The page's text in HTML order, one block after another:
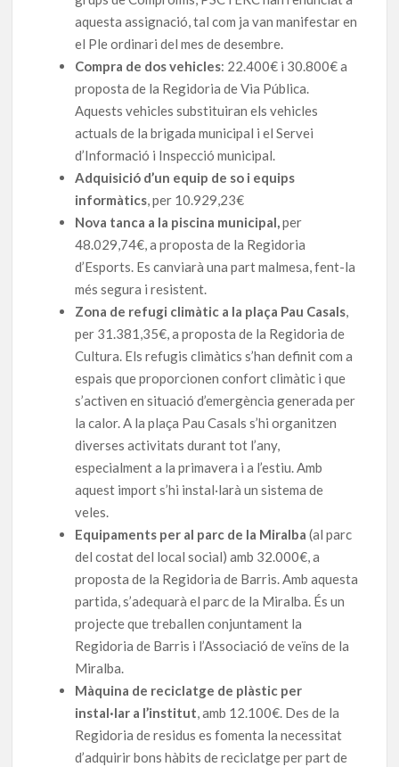
aquesta assignació, tal com ja van manifestar en
el Ple ordinari del mes de desembre.
Compra de dos vehicles: 22.400€ i 30.800€ a
proposta de la Regidoria de Via Pública.
Aquests vehicles substituiran els vehicles
actuals de la brigada municipal i el Servei
d’Informació i Inspecció municipal.
Adquisició d’un equip de so i equips
informàtics, per 10.929,23€
Nova tanca a la piscina municipal,per
48.029,74€, a proposta de la Regidoria
d’Esports. Es canviarà una part malmesa, fent-la
més segura i resistent.
Zona de refugi climàtic a la plaça Pau Casals,
per 31.381,35€, a proposta de la Regidoria de
Cultura. Els refugis climàtics s’han definit com a
espais que proporcionen confort climàtic i que
s’activen en situació d’emergència generada per
la calor. A la plaça Pau Casals s’hi organitzen
diverses activitats durant tot l’any,
especialment a la primavera i a l’estiu. Amb
aquest import s’hi instal·larà un sistema de
veles.
Equipaments per al parc de la Miralba (al parc
del costat del local social) amb 32.000€, a
proposta de la Regidoria de Barris. Amb aquesta
partida, s’adequarà el parc de la Miralba. És un
projecte que treballen conjuntament la
Regidoria de Barris i l’Associació de veïns de la
Miralba.
Màquina de reciclatge de plàstic per
instal·lar a l’institut, amb 12.100€. Des de la
Regidoria de residus es fomenta la necessitat
d’adquirir bons hàbits de reciclatge per part de